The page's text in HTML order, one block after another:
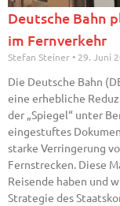
Deutsche Bahn
im Fernverkehr
Stefan Steiner 29. Juni
Die Deutsche Bahn
eine erhebliche
der „Spiegel“ unter
eingestuftes
starke Verringerung
Fernstrecken. Diese
Reisende haben und
Strategie des